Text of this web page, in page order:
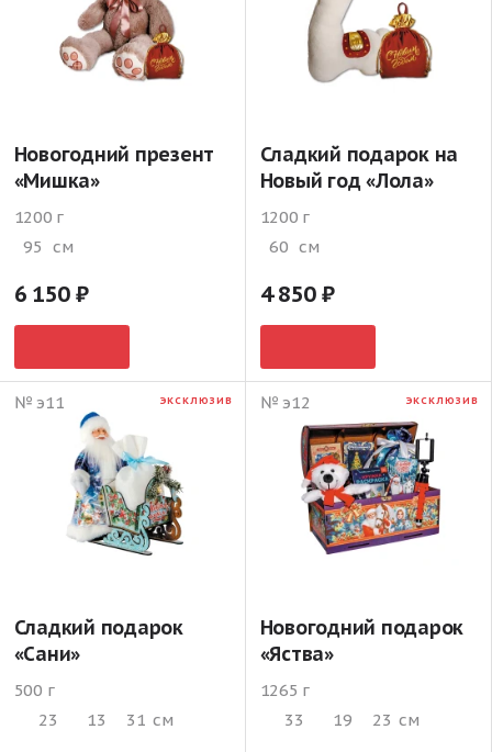
Новогодний презент
«Мишка»
1200 г
95 см
6 150
Сладкий подарок на
Новый год «Лола»
1200 г
60 см
4 850
№ э11 ЭКСКЛЮЗИВ
Сладкий подарок
«Сани»
500 г
23
13 31 см
№ э12 ЭКСКЛЮЗИВ
Новогодний подарок
«Яства»
1265 г
33
19 23 см